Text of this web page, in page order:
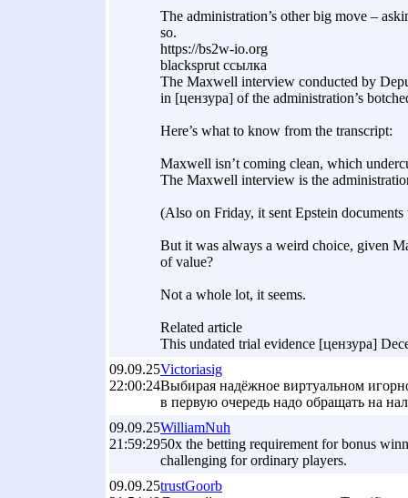
The administration’s other big move –
so.
https://bs2w-io.org
blacksprut ссылка
The Maxwell interview conducted by
in [цензура] of the administration’s
Here’s what to know from the transcript:
Maxwell isn’t coming clean, which
The Maxwell interview is the
(Also on Friday, it sent Epstein
But it was always a weird choice, given
of value?
Not a whole lot, it seems.
Related article
This undated trial evidence [цензура]
09.09.25
22:00:24
Victoriasig
Выбирая надёжное виртуальном
в первую очередь надо обращать на
09.09.25
21:59:29
WilliamNuh
50x the betting requirement for bonus
challenging for ordinary players.
09.09.25trustGoorb